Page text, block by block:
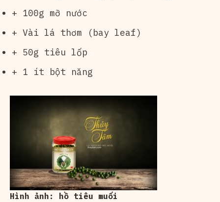
+ 100g mỡ nước
+ Vài lá thơm (bay leaf)
+ 50g tiêu lốp
+ 1 ít bột năng
Hình ảnh: hồ tiêu muối